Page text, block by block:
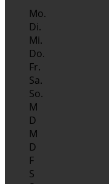
Mo.
Di.
Mi.
Do.
Fr.
Sa.
So.
M
D
M
D
F
S